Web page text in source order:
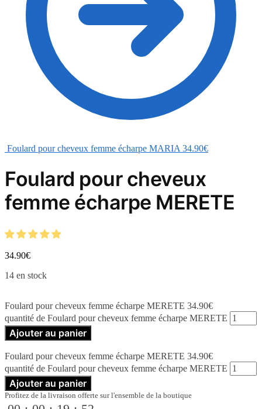
Foulard pour cheveux femme écharpe MARIA 34.90€
Foulard pour cheveux
femme écharpe MERETE
34.90€
14 en stock
Foulard pour cheveux femme écharpe MERETE 34.90€
quantité de Foulard pour cheveux femme écharpe MERETE
Ajouter au panier
Foulard pour cheveux femme écharpe MERETE 34.90€
quantité de Foulard pour cheveux femme écharpe MERETE
Ajouter au panier
Profitez de la livraison offerte sur l'ensemble de la boutique